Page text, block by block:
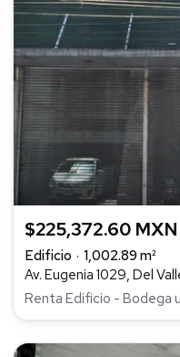
$225,372.60 MXN
Edificio
1,002.89 m²
Av. Eugenia 1029, Del
Renta Edificio - Bodega